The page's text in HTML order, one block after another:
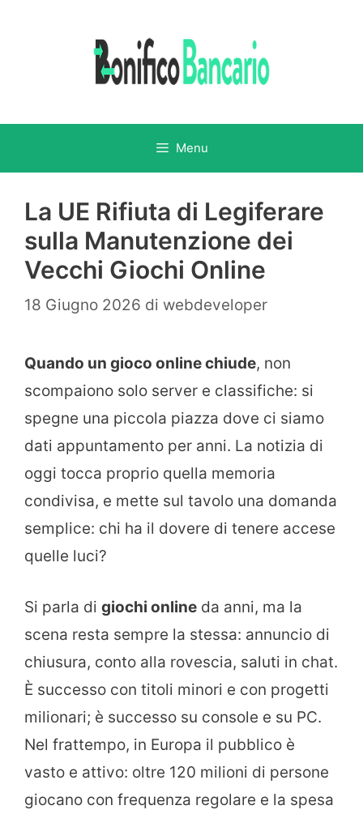
Menu
La UE Rifiuta di Legiferare
sulla Manutenzione dei
Vecchi Giochi Online
18 Giugno 2026 di webdeveloper
Quando un gioco online chiude, non
scompaiono solo server e classifiche: si
spegne una piccola piazza dove ci siamo
dati appuntamento per anni. La notizia di
oggi tocca proprio quella memoria
condivisa, e mette sul tavolo una domanda
semplice: chi ha il dovere di tenere accese
quelle luci?
Si parla di giochi online da anni, ma la
scena resta sempre la stessa: annuncio di
chiusura, conto alla rovescia, saluti in chat.
È successo con titoli minori e con progetti
milionari; è successo su console e su PC.
Nel frattempo, in Europa il pubblico è
vasto e attivo: oltre 120 milioni di persone
giocano con frequenza regolare e la spesa